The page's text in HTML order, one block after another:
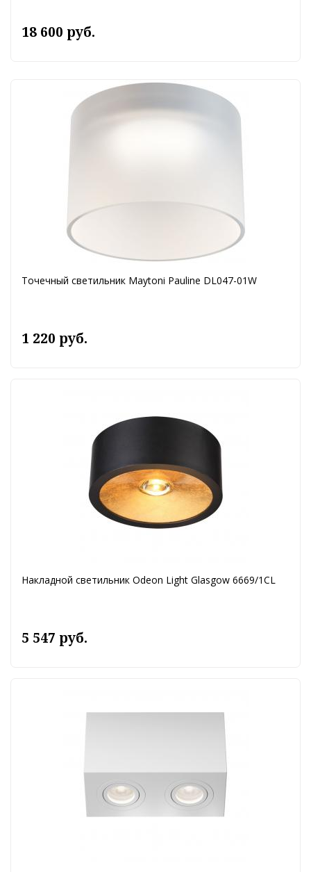
18 600 руб.
Точечный светильник Maytoni Pauline DL047-01W
1 220 руб.
Накладной светильник Odeon Light Glasgow 6669/1CL
5 547 руб.